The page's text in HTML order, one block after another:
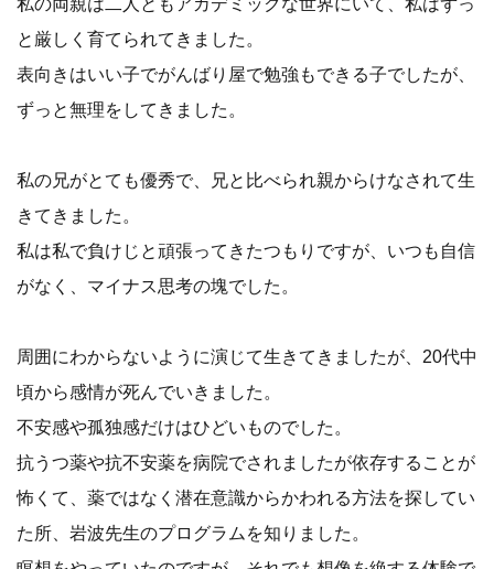
と厳しく育てられてきました。
表向きはいい子でがんばり屋で勉強もできる子でしたが、
ずっと無理をしてきました。
私の兄がとても優秀で、兄と比べられ親からけなされて生
きてきました。
私は私で負けじと頑張ってきたつもりですが、いつも自信
がなく、マイナス思考の塊でした。
周囲にわからないように演じて生きてきましたが、20代中
頃から感情が死んでいきました。
不安感や孤独感だけはひどいものでした。
抗うつ薬や抗不安薬を病院でされましたが依存することが
怖くて、薬ではなく潜在意識からかわれる方法を探してい
た所、岩波先生のプログラムを知りました。